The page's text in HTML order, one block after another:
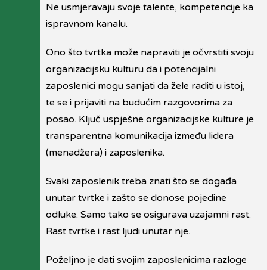
Ne usmjeravaju svoje talente, kompetencije ka
ispravnom kanalu.
Ono što tvrtka može napraviti je očvrstiti svoju
organizacijsku kulturu da i potencijalni
zaposlenici mogu sanjati da žele raditi u istoj,
te se i prijaviti na budućim razgovorima za
posao. Ključ uspješne organizacijske kulture je
transparentna komunikacija između lidera
(menadžera) i zaposlenika.
Svaki zaposlenik treba znati što se događa
unutar tvrtke i zašto se donose pojedine
odluke. Samo tako se osigurava uzajamni rast.
Rast tvrtke i rast ljudi unutar nje.
Poželjno je dati svojim zaposlenicima razloge